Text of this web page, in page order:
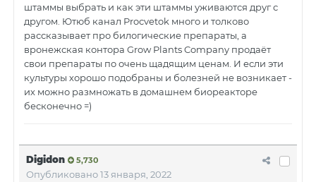
штаммы выбрать и как эти штаммы уживаются друг с
другом. Ютюб канал Procvetok много и толково
рассказывает про билогические препараты, а
вронежская контора Grow Plants Company продаёт
свои препараты по очень щадящим ценам. И если эти
культуры хорошо подобраны и болезней не возникает -
их можно размножать в домашнем биореакторе
бесконечно =)
Digidon 5,730
Опубликовано13 января, 2022